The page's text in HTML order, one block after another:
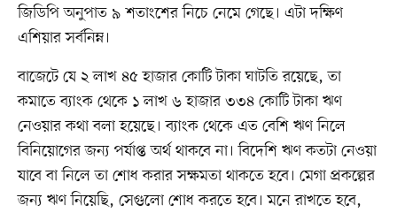
জিডিপি অনুপাত ৯ শতাংশের নিচে নেমে গেছে। এটা দক্ষিণ
এশিয়ার সর্বনিম্ন।
বাজেটে যে ২ লাখ ৪৫ হাজার কোটি টাকা ঘাটতি রয়েছে, তা
কমাতে ব্যাংক থেকে ১ লাখ ৬ হাজার ৩৩৪ কোটি টাকা ঋণ
নেওয়ার কথা বলা হয়েছে। ব্যাংক থেকে এত বেশি ঋণ নিলে
বিনিয়োগের জন্য পর্যাপ্ত অর্থ থাকবে না। বিদেশি ঋণ কতটা নেওয়া
যাবে বা নিলে তা শোধ করার সক্ষমতা থাকতে হবে। মেগা প্রকল্পের
জন্য ঋণ নিয়েছি, সেগুলো শোধ করতে হবে। মনে রাখতে হবে,